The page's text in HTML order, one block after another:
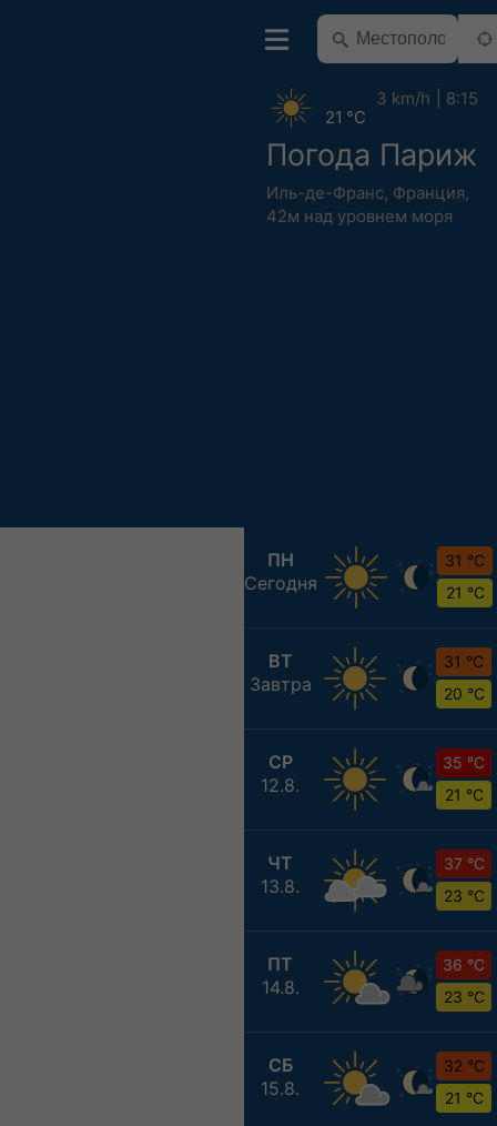
Погода Париж
Иль-де-Франс, Франция,
42м над уровнем моря
21 °C
3 km/h 8:15
ПН
Сегодня
31 °C
21 °C
ВТ
Завтра
31 °C
20 °C
СР
12.8.
35 °C
21 °C
ЧТ
13.8.
37 °C
23 °C
ПТ
14.8.
36 °C
23 °C
СБ
15.8.
32 °C
21 °C